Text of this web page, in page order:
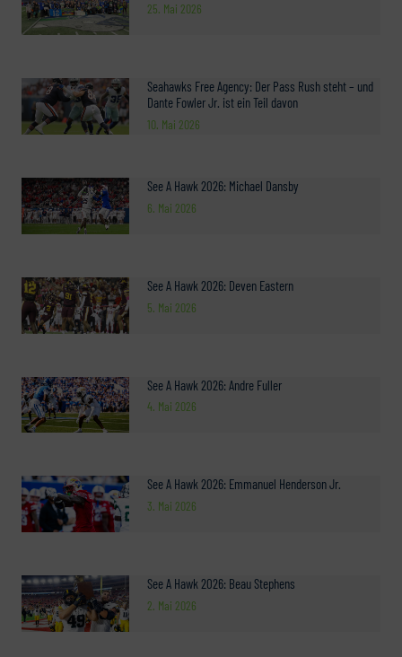
25. Mai 2026
Seahawks Free Agency: Der Pass Rush steht – und
Dante Fowler Jr. ist ein Teil davon
10. Mai 2026
See A Hawk 2026: Michael Dansby
6. Mai 2026
See A Hawk 2026: Deven Eastern
5. Mai 2026
See A Hawk 2026: Andre Fuller
4. Mai 2026
See A Hawk 2026: Emmanuel Henderson Jr.
3. Mai 2026
See A Hawk 2026: Beau Stephens
2. Mai 2026